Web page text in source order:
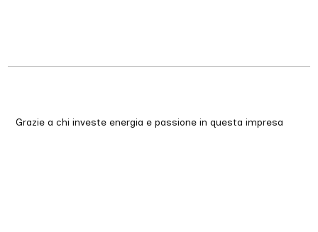
Grazie a chi investe energia e passione in questa impresa